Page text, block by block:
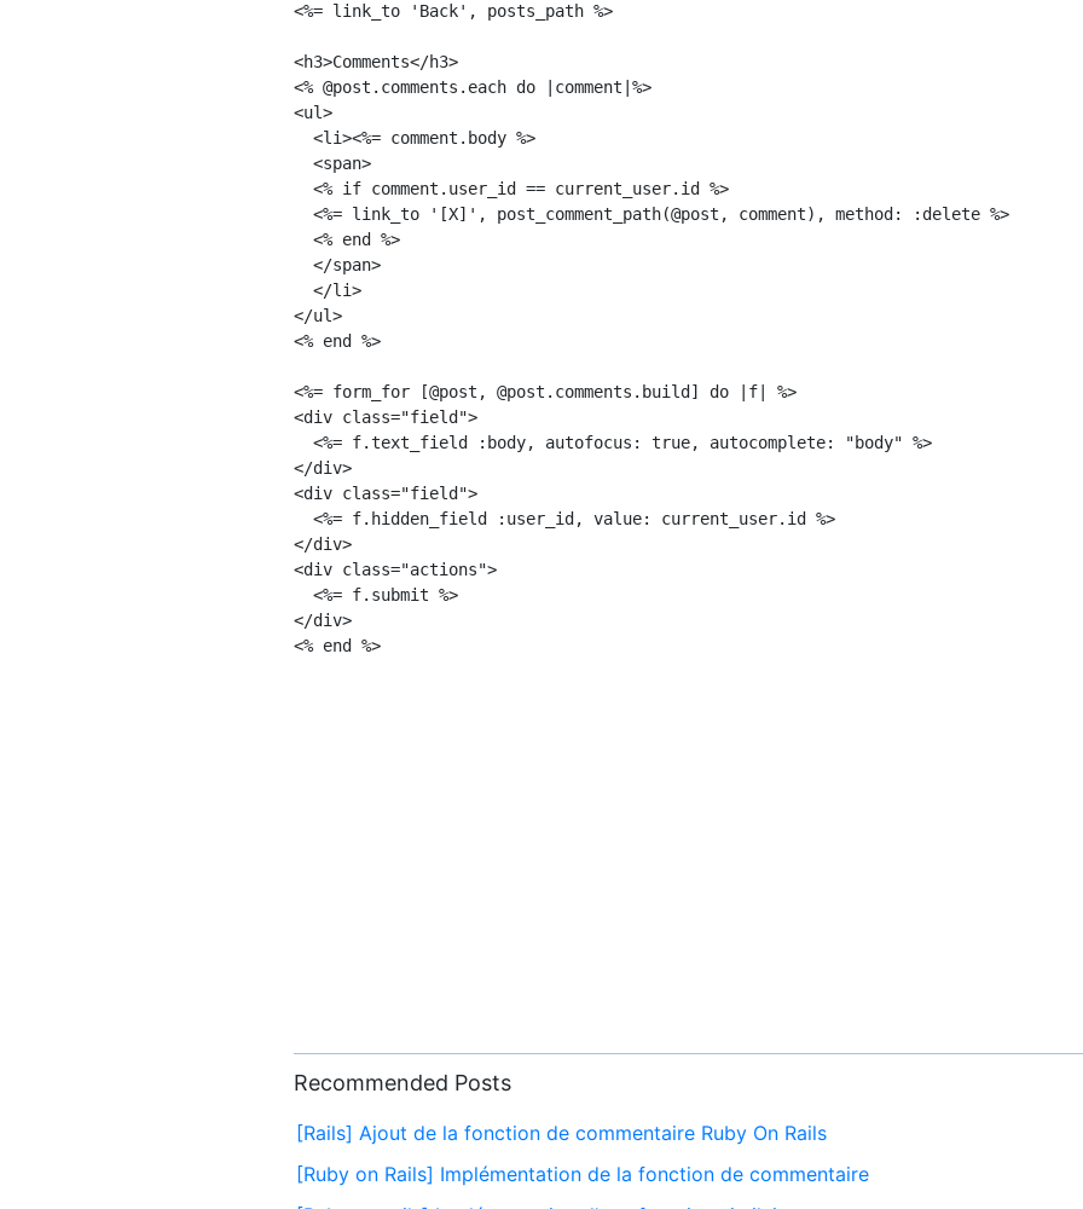
<%= link_to 'Back', posts_path %>
<h3>Comments</h3>
<% @post.comments.each do |comment|%>
<ul>
  <li><%= comment.body %>
  <span>
  <% if comment.user_id == current_user.id %>
  <%= link_to '[X]', post_comment_path(@post, comment), method: :delete %>
  <% end %>
  </span>
  </li>
</ul>
<% end %>
<%= form_for [@post, @post.comments.build] do |f| %>
<div class="field">
  <%= f.text_field :body, autofocus: true, autocomplete: "body" %>
</div>
<div class="field">
  <%= f.hidden_field :user_id, value: current_user.id %>
</div>
<div class="actions">
  <%= f.submit %>
</div>
Recommended Posts
[Rails] Ajout de la fonction de commentaire Ruby On Rails
[Ruby on Rails] Implémentation de la fonction de commentaire